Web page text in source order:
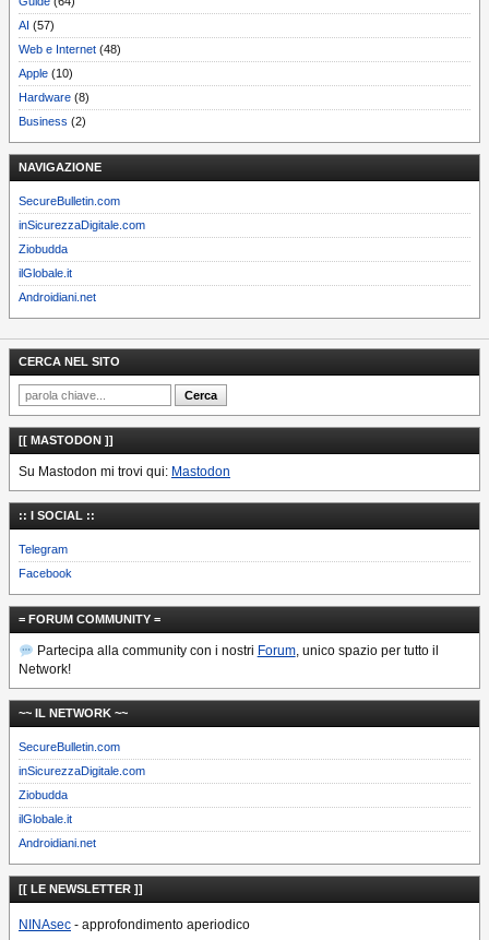
AI (57)
Web e Internet (48)
Apple (10)
Hardware (8)
Business (2)
NAVIGAZIONE
SecureBulletin.com
inSicurezzaDigitale.com
Ziobudda
ilGlobale.it
Androidiani.net
CERCA NEL SITO
[[ MASTODON ]]
Su Mastodon mi trovi qui: Mastodon
:: I SOCIAL ::
Telegram
Facebook
= FORUM COMMUNITY =
Partecipa alla community con i nostri Forum, unico spazio per tutto il
Network!
~~ IL NETWORK ~~
SecureBulletin.com
inSicurezzaDigitale.com
Ziobudda
ilGlobale.it
Androidiani.net
[[ LE NEWSLETTER ]]
NINAsec - approfondimento aperiodico